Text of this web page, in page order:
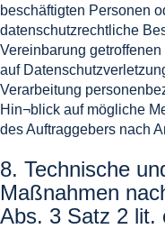
beschäftigten Personen
datenschutzrechtliche
Vereinbarung
auf
Verarbeitung
Hin¬blick auf mögliche
des Auftraggebers nach
8. Technische
Maßnahmen
Abs. 3 Satz 2 lit.